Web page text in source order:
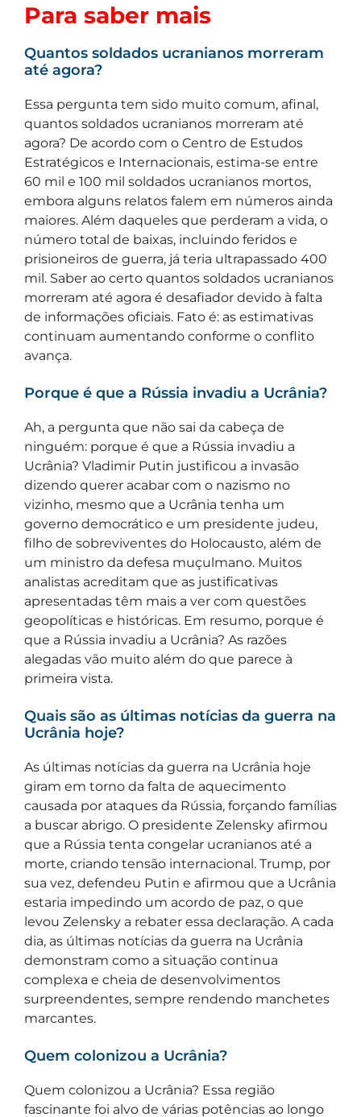
Para saber mais
Quantos soldados ucranianos morreram
até agora?
Essa pergunta tem sido muito comum, afinal,
quantos soldados ucranianos morreram até
agora? De acordo com o Centro de Estudos
Estratégicos e Internacionais, estima-se entre
60 mil e 100 mil soldados ucranianos mortos,
embora alguns relatos falem em números ainda
maiores. Além daqueles que perderam a vida, o
número total de baixas, incluindo feridos e
prisioneiros de guerra, já teria ultrapassado 400
mil. Saber ao certo quantos soldados ucranianos
morreram até agora é desafiador devido à falta
de informações oficiais. Fato é: as estimativas
continuam aumentando conforme o conflito
avança.
Porque é que a Rússia invadiu a Ucrânia?
Ah, a pergunta que não sai da cabeça de
ninguém: porque é que a Rússia invadiu a
Ucrânia? Vladimir Putin justificou a invasão
dizendo querer acabar com o nazismo no
vizinho, mesmo que a Ucrânia tenha um
governo democrático e um presidente judeu,
filho de sobreviventes do Holocausto, além de
um ministro da defesa muçulmano. Muitos
analistas acreditam que as justificativas
apresentadas têm mais a ver com questões
geopolíticas e históricas. Em resumo, porque é
que a Rússia invadiu a Ucrânia? As razões
alegadas vão muito além do que parece à
primeira vista.
Quais são as últimas notícias da guerra na
Ucrânia hoje?
As últimas notícias da guerra na Ucrânia hoje
giram em torno da falta de aquecimento
causada por ataques da Rússia, forçando famílias
a buscar abrigo. O presidente Zelensky afirmou
que a Rússia tenta congelar ucranianos até a
morte, criando tensão internacional. Trump, por
sua vez, defendeu Putin e afirmou que a Ucrânia
estaria impedindo um acordo de paz, o que
levou Zelensky a rebater essa declaração. A cada
dia, as últimas notícias da guerra na Ucrânia
demonstram como a situação continua
complexa e cheia de desenvolvimentos
surpreendentes, sempre rendendo manchetes
marcantes.
Quem colonizou a Ucrânia?
Quem colonizou a Ucrânia? Essa região
fascinante foi alvo de várias potências ao longo